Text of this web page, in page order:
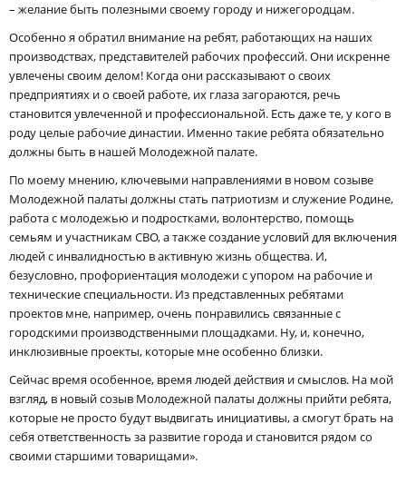
– желание быть полезными своему городу и нижегородцам.
Особенно я обратил внимание на ребят, работающих на наших
производствах, представителей рабочих профессий. Они искренне
увлечены своим делом! Когда они рассказывают о своих
предприятиях и о своей работе, их глаза загораются, речь
становится увлеченной и профессиональной. Есть даже те, у кого в
роду целые рабочие династии. Именно такие ребята обязательно
должны быть в нашей Молодежной палате.
По моему мнению, ключевыми направлениями в новом созыве
Молодежной палаты должны стать патриотизм и служение Родине,
работа с молодежью и подростками, волонтерство, помощь
семьям и участникам СВО, а также создание условий для включения
людей с инвалидностью в активную жизнь общества. И,
безусловно, профориентация молодежи с упором на рабочие и
технические специальности. Из представленных ребятами
проектов мне, например, очень понравились связанные с
городскими производственными площадками. Ну, и, конечно,
инклюзивные проекты, которые мне особенно близки.
Сейчас время особенное, время людей действия и смыслов. На мой
взгляд, в новый созыв Молодежной палаты должны прийти ребята,
которые не просто будут выдвигать инициативы, а смогут брать на
себя ответственность за развитие города и становится рядом со
своими старшими товарищами».